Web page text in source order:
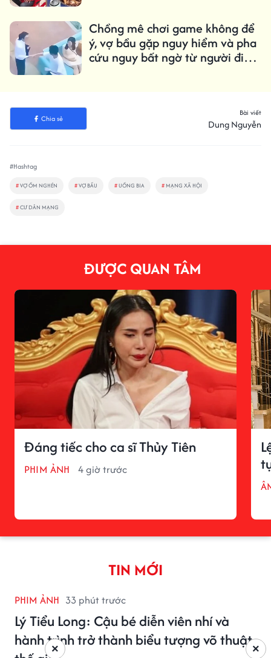
Chồng mê chơi game không để
ý, vợ bầu gặp nguy hiểm và pha
cứu nguy bất ngờ từ người đi
Chia sẻ
Bài viết
Dung Nguyễn
#Hashtag
#VỢ ỐM NGHÉN #VỢ BẦU #UỐNG BIA # MẠNG XÃ HỘI
#CƯ DÂN MẠNG
ĐƯỢC QUAN TÂM
Đáng tiếc cho ca sĩ Thủy Tiên
PHIM ẢNH 4 giờ trước
TIN MỚI
PHIM ẢNH 33 phút trước
Lý Tiểu Long: Cậu bé diễn viên nhí và
hành trình trở thành biểu tượng võ thuật×
×